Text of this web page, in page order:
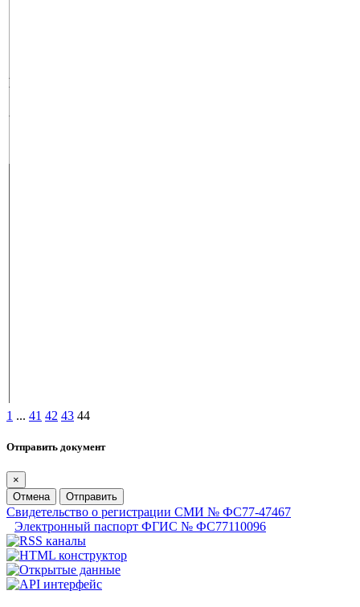
1 ... 41 42 43 44
Отправить документ
×
Отмена
Отправить
Свидетельство о регистрации СМИ № ФС77-47467
Электронный паспорт ФГИС № ФС77110096